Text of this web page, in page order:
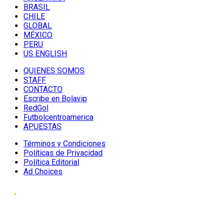
BRASIL
CHILE
GLOBAL
MÉXICO
PERU
US ENGLISH
QUIENES SOMOS
STAFF
CONTACTO
Escribe en Bolavip
RedGol
Futbolcentroamerica
APUESTAS
Términos y Condiciones
Políticas de Privacidad
Política Editorial
Ad Choices